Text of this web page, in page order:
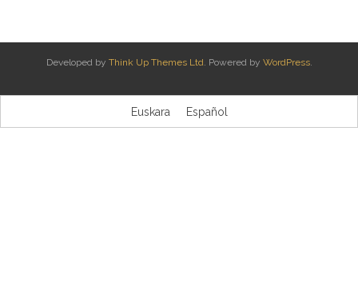
Developed by Think Up Themes Ltd. Powered by WordPress.
Euskara Español